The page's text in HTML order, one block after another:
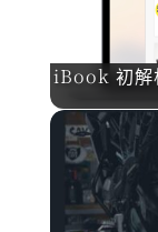
iBook 初解